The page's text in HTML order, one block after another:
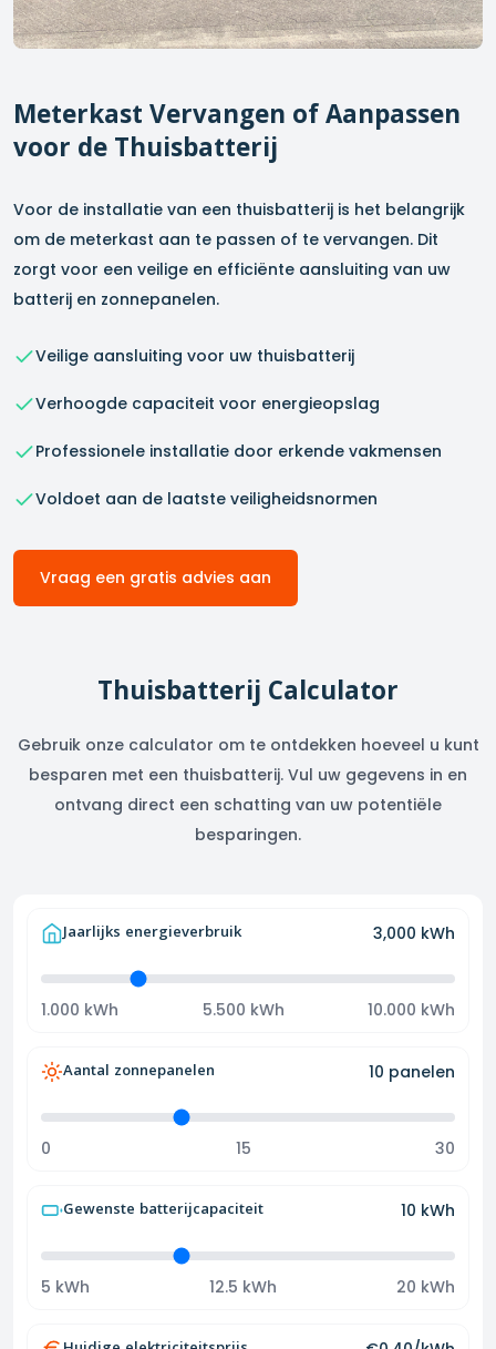
Meterkast Vervangen of Aanpassen
voor de Thuisbatterij
Voor de installatie van een thuisbatterij is het belangrijk
om de meterkast aan te passen of te vervangen. Dit
zorgt voor een veilige en efficiënte aansluiting van uw
batterij en zonnepanelen.
Veilige aansluiting voor uw thuisbatterij
Verhoogde capaciteit voor energieopslag
Professionele installatie door erkende vakmensen
Voldoet aan de laatste veiligheidsnormen
Vraag een gratis advies aan
Thuisbatterij Calculator
Gebruik onze calculator om te ontdekken hoeveel u kunt
besparen met een thuisbatterij. Vul uw gegevens in en
ontvang direct een schatting van uw potentiële
besparingen.
Jaarlijks energieverbruik 3,000 kWh
1.000 kWh 5.500 kWh 10.000 kWh
Aantal zonnepanelen 10 panelen
0 15 30
Gewenste batterijcapaciteit 10 kWh
5 kWh 12.5 kWh 20 kWh